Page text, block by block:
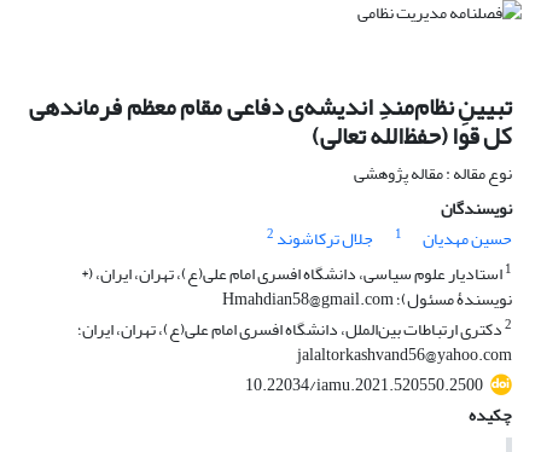
تبیینِ نظام‌مندِ اندیشه‌ی دفاعی مقام معظم فرماندهی
کل قوا (حفظ‌الله تعالی)
نوع مقاله : مقاله پژوهشی
نویسندگان
حسین مهدیان
1 جلال ترکاشوند 2
1استادیار علوم سیاسی، دانشگاه افسری امام علی(ع)، تهران، ایران، (*
نویسندۀ مسئول)؛ Hmahdian58@gmail.com
2دکتری ارتباطات بین‌الملل، دانشگاه افسری امام علی(ع)، تهران، ایران؛
jalaltorkashvand56@yahoo.com
10.22034/iamu.2021.520550.2500
چکیده